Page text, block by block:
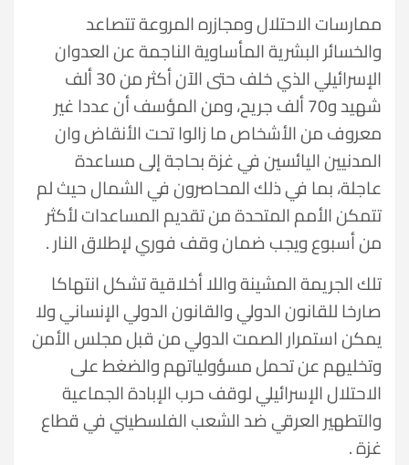
ممارسات الاحتلال ومجازره المروعة تتصاعد
والخسائر البشرية المأساوية الناجمة عن العدوان
الإسرائيلي الذي خلف حتى الآن أكثر من 30 ألف
شهيد و70 ألف جريح، ومن المؤسف أن عددا غير
معروف من الأشخاص ما زالوا تحت الأنقاض وان
المدنيين اليائسين في غزة بحاجة إلى مساعدة
عاجلة، بما في ذلك المحاصرون في الشمال حيث لم
تتمكن الأمم المتحدة من تقديم المساعدات لأكثر
من أسبوع ويجب ضمان وقف فوري لإطلاق النار .
تلك الجريمة المشينة واللا أخلاقية تشكل انتهاكا
صارخا للقانون الدولي والقانون الدولي الإنساني ولا
يمكن استمرار الصمت الدولي من قبل مجلس الأمن
وتخليهم عن تحمل مسؤولياتهم والضغط على
الاحتلال الإسرائيلي لوقف حرب الإبادة الجماعية
والتطهير العرقي ضد الشعب الفلسطيني في قطاع
غزة .